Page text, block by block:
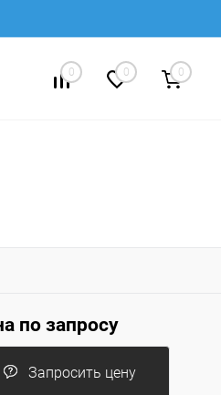
0 0 0
по запросу
Запросить цену